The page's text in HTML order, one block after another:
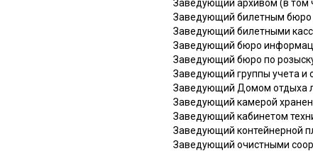
Заведующий архивом (в том
Заведующий билетным бюро
Заведующий билетными
Заведующий бюро
Заведующий бюро по
Заведующий группы учета и
Заведующий Домом отдыха
Заведующий камерой
Заведующий кабинетом
Заведующий контейнерной
Заведующий очистными